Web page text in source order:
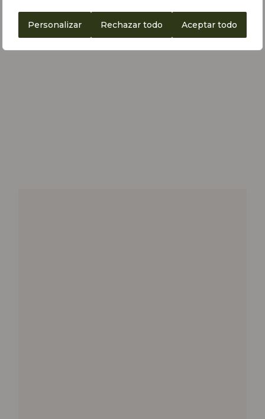
Personalizar Rechazar todo Aceptar todo